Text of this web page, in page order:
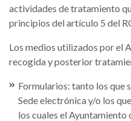
actividades de tratamiento
principios del artículo 5 del
Los medios utilizados por el
recogida y posterior
Formularios: tanto los que
Sede electrónica y/o los
los cuales el